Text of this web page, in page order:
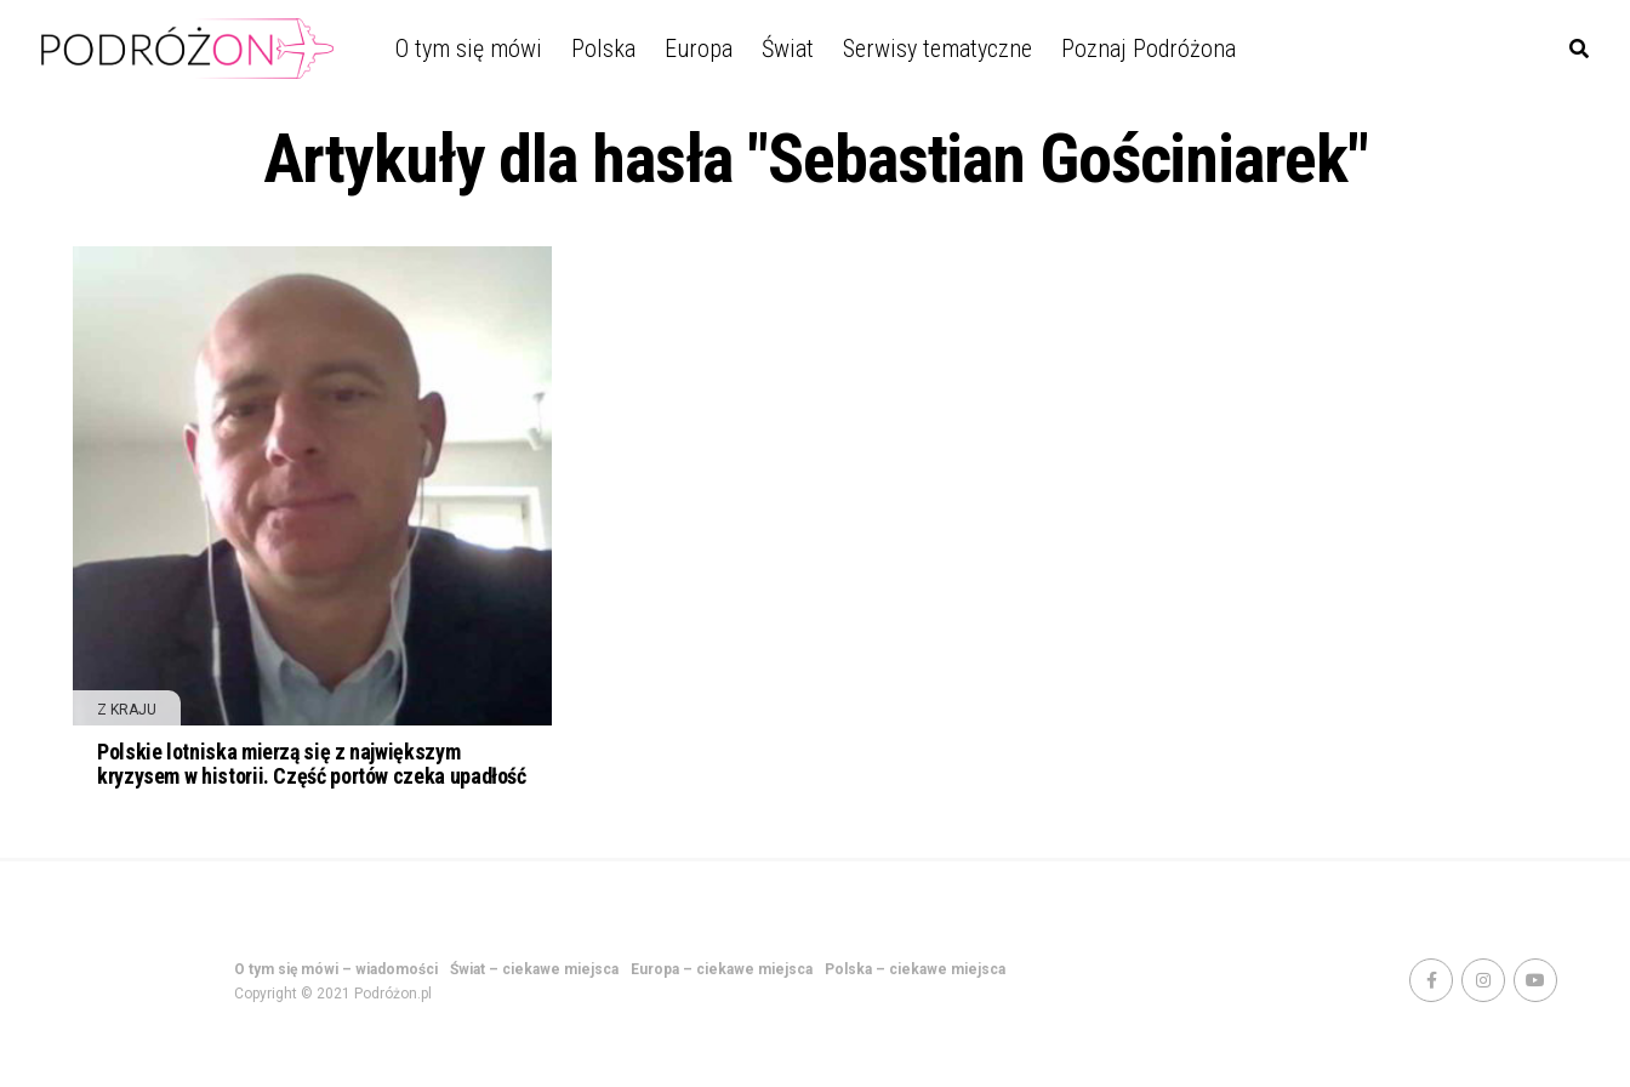
O tym się mówi Polska Europa Świat Serwisy tematyczne Poznaj Podróżona
Artykuły dla hasła "Sebastian Gościniarek"
Z KRAJU
Polskie lotniska mierzą się z największym
kryzysem w historii. Część portów czeka upadłość
O tym się mówi – wiadomości Świat – ciekawe miejsca Europa – ciekawe miejsca
Polska – ciekawe miejsca
Copyright © 2021 Podróżon.pl